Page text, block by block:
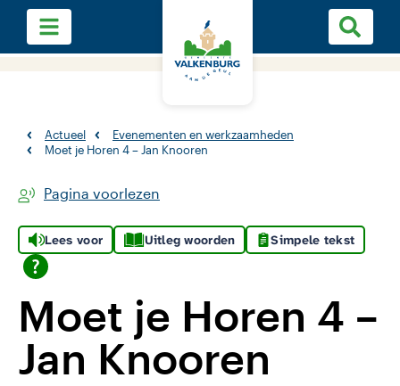
Actueel
Evenementen en werkzaamheden
Moet je Horen 4 – Jan Knooren
Pagina voorlezen
Lees voor Uitleg woorden Simpele tekst
Moet je Horen 4 –
Jan Knooren